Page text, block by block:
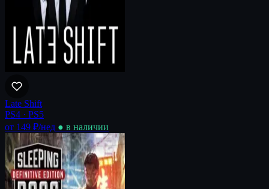
Late Shift
PS4 · PS5
от 149 ₽/нед ● в наличии